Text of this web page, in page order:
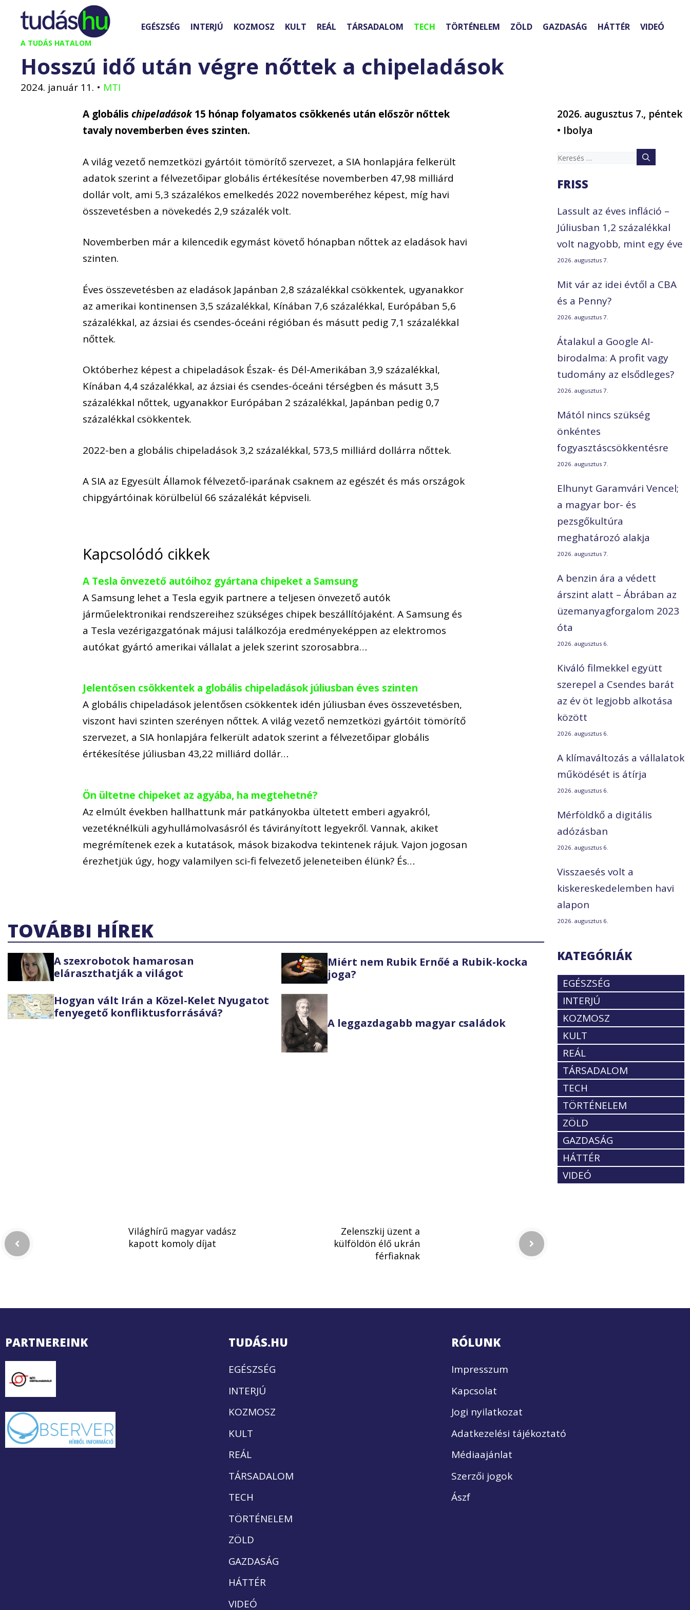
Kilépés
tartalomba
A TUDÁS HATALOM
EGÉSZSÉG INTERJÚ KOZMOSZ KULT REÁL TÁRSADALOM TECH TÖRTÉNELEM ZÖLD GAZDASÁG HÁTTÉR VIDEÓ
Hosszú idő után végre nőttek a chipeladások
2024. január 11. • MTI
A globálischipeladások15 hónap folyamatos csökkenés után először nőttek
tavaly novemberben éves szinten.
A világ vezető nemzetközi gyártóit tömörítő szervezet, a SIA honlapjára felkerült
adatok szerint a félvezetőipar globális értékesítése novemberben 47,98 milliárd
dollár volt, ami 5,3 százalékos emelkedés 2022 novemberéhez képest, míg havi
összevetésben a növekedés 2,9 százalék volt.
Novemberben már a kilencedik egymást követő hónapban nőttek az eladások havi
szinten.
Éves összevetésben az eladások Japánban 2,8 százalékkal csökkentek, ugyanakkor
az amerikai kontinensen 3,5 százalékkal, Kínában 7,6 százalékkal, Európában 5,6
százalékkal, az ázsiai és csendes-óceáni régióban és másutt pedig 7,1 százalékkal
nőttek.
Októberhez képest a chipeladások Észak- és Dél-Amerikában 3,9 százalékkal,
Kínában 4,4 százalékkal, az ázsiai és csendes-óceáni térségben és másutt 3,5
százalékkal nőttek, ugyanakkor Európában 2 százalékkal, Japánban pedig 0,7
százalékkal csökkentek.
2022-ben a globális chipeladások 3,2 százalékkal, 573,5 milliárd dollárra nőttek.
A SIA az Egyesült Államok félvezető-iparának csaknem az egészét és más országok
chipgyártóinak körülbelül 66 százalékát képviseli.
Kapcsolódó cikkek
A Tesla önvezető autóihoz gyártana chipeket a Samsung
A Samsung lehet a Tesla egyik partnere a teljesen önvezető autók
járműelektronikai rendszereihez szükséges chipek beszállítójaként. A Samsung és
a Tesla vezérigazgatónak májusi találkozója eredményeképpen az elektromos
autókat gyártó amerikai vállalat a jelek szerint szorosabbra…
Jelentősen csökkentek a globális chipeladások júliusban éves szinten
A globális chipeladások jelentősen csökkentek idén júliusban éves összevetésben,
viszont havi szinten szerényen nőttek. A világ vezető nemzetközi gyártóit tömörítő
szervezet, a SIA honlapjára felkerült adatok szerint a félvezetőipar globális
értékesítése júliusban 43,22 milliárd dollár…
Ön ültetne chipeket az agyába, ha megtehetné?
Az elmúlt években hallhattunk már patkányokba ültetett emberi agyakról,
vezetéknélküli agyhullámolvasásról és távirányított legyekről. Vannak, akiket
megrémítenek ezek a kutatások, mások bizakodva tekintenek rájuk. Vajon jogosan
érezhetjük úgy, hogy valamilyen sci-fi felvezető jeleneteiben élünk? És…
TOVÁBBI HÍREK
A szexrobotok hamarosan
eláraszthatják a világot
Miért nem Rubik Ernőé a Rubik-kocka
joga?
Hogyan vált Irán a Közel-Kelet Nyugatot
fenyegető konfliktusforrásává?
A leggazdagabb magyar családok
2026. augusztus 7., péntek
• Ibolya
Keresés:
FRISS
Lassult az éves infláció –
Júliusban 1,2 százalékkal
volt nagyobb, mint egy éve
2026. augusztus 7.
Mit vár az idei évtől a CBA
és a Penny?
2026. augusztus 7.
Átalakul a Google AI-
birodalma: A profit vagy
tudomány az elsődleges?
2026. augusztus 7.
Mától nincs szükség
önkéntes
fogyasztáscsökkentésre
2026. augusztus 7.
Elhunyt Garamvári Vencel;
a magyar bor- és
pezsgőkultúra
meghatározó alakja
2026. augusztus 7.
A benzin ára a védett
árszint alatt – Ábrában az
üzemanyagforgalom 2023
óta
2026. augusztus 6.
Kiváló filmekkel együtt
szerepel a Csendes barát
az év öt legjobb alkotása
között
2026. augusztus 6.
A klímaváltozás a vállalatok
működését is átírja
2026. augusztus 6.
Mérföldkő a digitális
adózásban
2026. augusztus 6.
Visszaesés volt a
kiskereskedelemben havi
alapon
2026. augusztus 6.
KATEGÓRIÁK
EGÉSZSÉG
INTERJÚ
KOZMOSZ
KULT
REÁL
TÁRSADALOM
TECH
TÖRTÉNELEM
ZÖLD
GAZDASÁG
HÁTTÉR
VIDEÓ
Világhírű magyar vadász
kapott komoly díjat
Zelenszkij üzent a
külföldön élő ukrán
férfiaknak
PARTNEREINK TUDÁS.HU
EGÉSZSÉG
INTERJÚ
KOZMOSZ
KULT
REÁL
TÁRSADALOM
TECH
TÖRTÉNELEM
ZÖLD
GAZDASÁG
HÁTTÉR
VIDEÓ
RÓLUNK
Impresszum
Kapcsolat
Jogi nyilatkozat
Adatkezelési tájékoztató
Médiaajánlat
Szerzői jogok
Ászf